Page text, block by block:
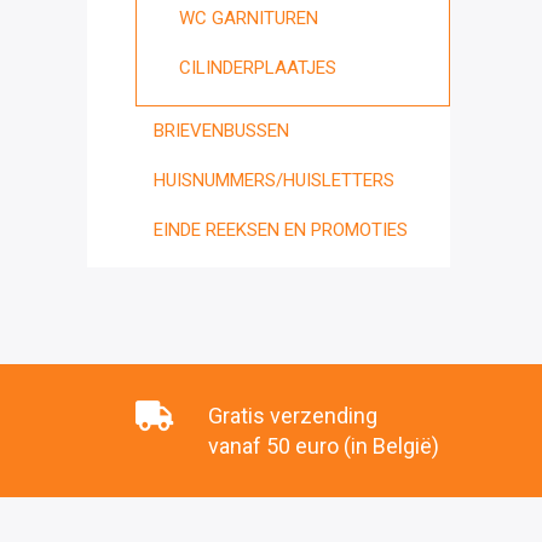
WC GARNITUREN
CILINDERPLAATJES
BRIEVENBUSSEN
HUISNUMMERS/HUISLETTERS
EINDE REEKSEN EN PROMOTIES
Gratis verzending
vanaf 50 euro (in België)